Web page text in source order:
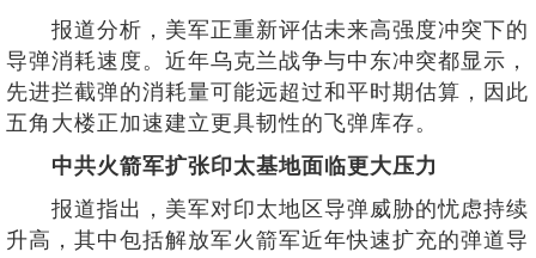
报道分析，美军正重新评估未来高强度冲突下的
导弹消耗速度。近年乌克兰战争与中东冲突都显示，
先进拦截弹的消耗量可能远超过和平时期估算，因此
五角大楼正加速建立更具韧性的飞弹库存。
中共火箭军扩张印太基地面临更大压力
报道指出，美军对印太地区导弹威胁的忧虑持续
升高，其中包括解放军火箭军近年快速扩充的弹道导